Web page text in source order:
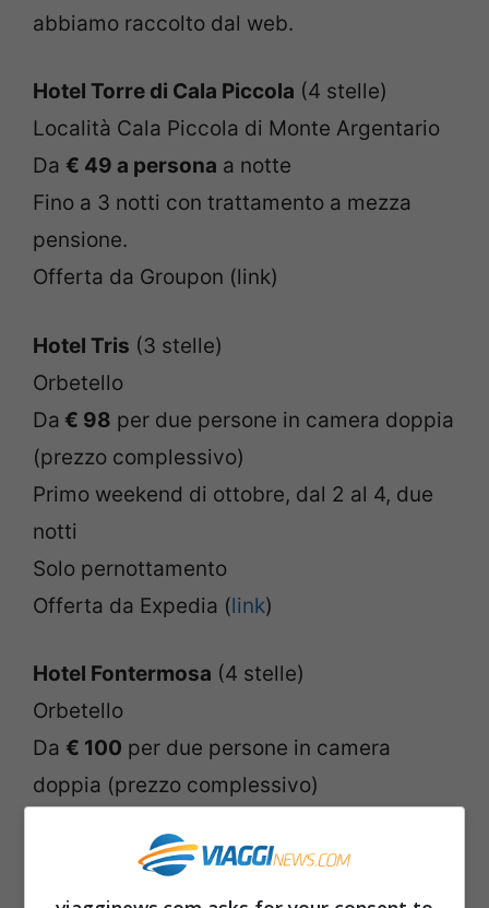
abbiamo raccolto dal web.
Hotel Torre di Cala Piccola (4 stelle)
Località Cala Piccola di Monte Argentario
Da € 49 a persona a notte
Fino a 3 notti con trattamento a mezza
pensione.
Offerta da Groupon (link)
Hotel Tris (3 stelle)
Orbetello
Da € 98 per due persone in camera doppia
(prezzo complessivo)
Primo weekend di ottobre, dal 2 al 4, due
notti
Solo pernottamento
Offerta da Expedia (link)
Hotel Fontermosa (4 stelle)
Orbetello
Da € 100 per due persone in camera
doppia (prezzo complessivo)
Pernottamento e prima colazione